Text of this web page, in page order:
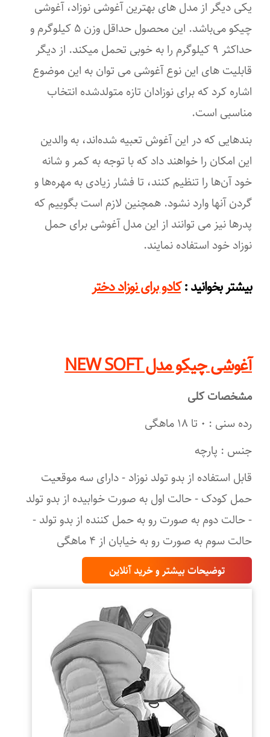
یکی دیگر از مدل‌ های بهترین آغوشی نوزاد، آغوشی
چیکو می‌باشد. این محصول حداقل وزن ۵ کیلوگرم و
حداکثر ۹ کیلوگرم را به ‌خوبی تحمل میکند. از دیگر
قابلیت ‌های این نوع آغوشی می ‌توان به این‌ موضوع
اشاره کرد که برای نوزادان تازه‌ متولدشده انتخاب
مناسبی است.
بندهایی که در این آغوش تعبیه شده‌اند، به والدین
این امکان را خواهند داد که با توجه به کمر و شانه
خود آن‌ها را تنظیم کنند، تا فشار زیادی به مهره‌ها و
گردن آنها وارد نشود. همچنین لازم است بگوییم که
پدرها نیز می توانند از این مدل آغوشی برای حمل
نوزاد خود استفاده نمایند.
بیشتر بخوانید: کادو برای نوزاد دختر
آغوشی چیکو مدل NEW SOFT
مشخصات کلی
رده سنی : ۰ تا ۱۸ ماهگی
جنس : پارچه
قابل استفاده از بدو تولد نوزاد - دارای سه موقعیت
حمل کودک - حالت اول به‌ صورت خوابیده از بدو تولد
- حالت دوم به‌ صورت رو به حمل کننده از بدو تولد -
حالت سوم به‌ صورت رو به‌ خیابان از ۴ ماهگی
توضیحات بیشتر و خرید آنلاین